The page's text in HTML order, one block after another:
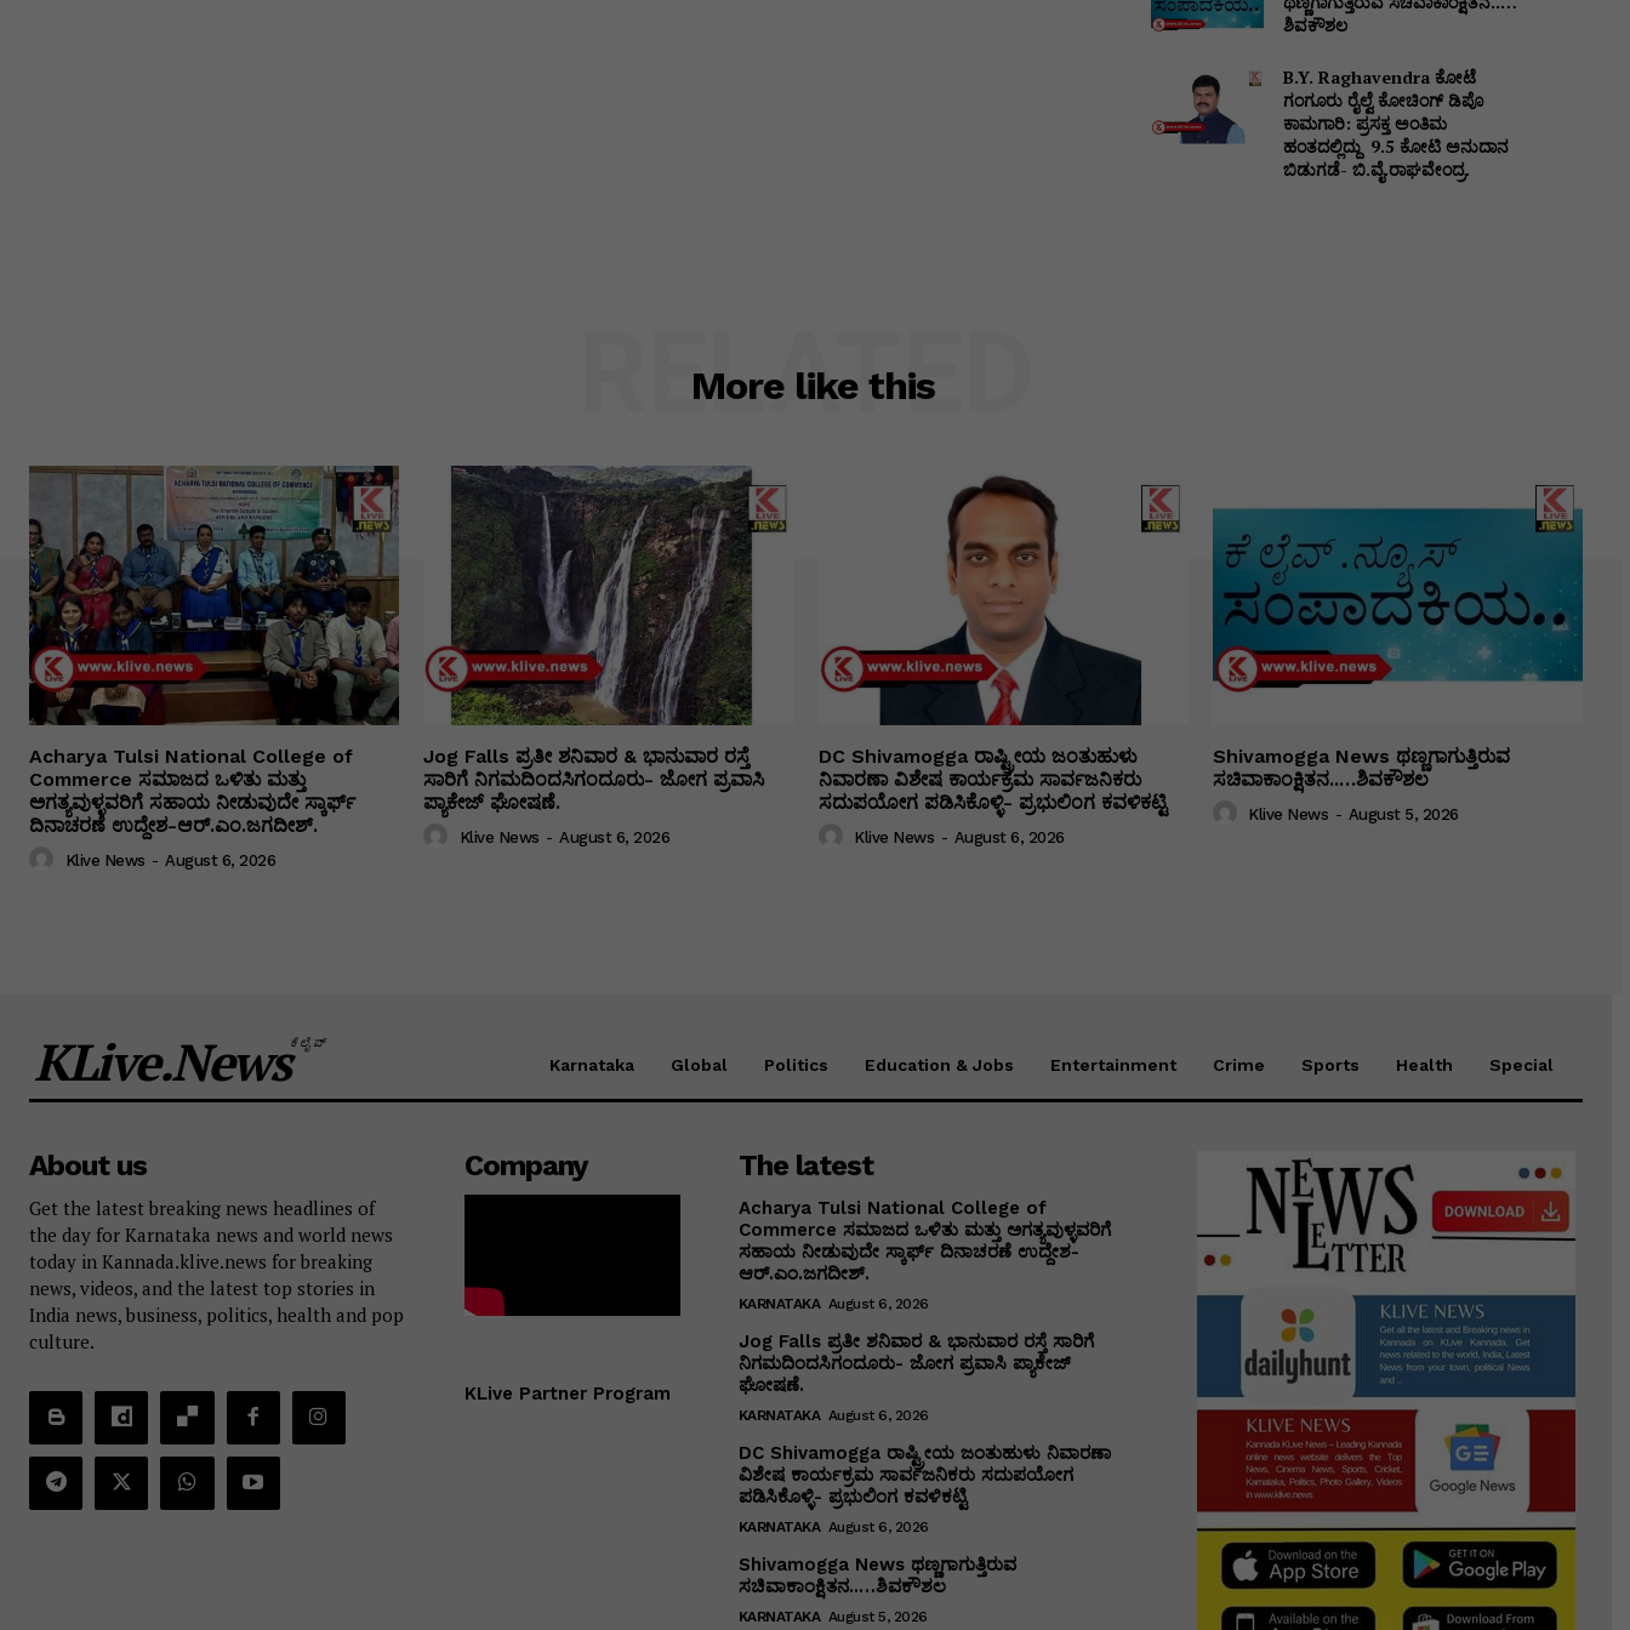
ಶಿವಕೌಶಲ
B.Y. Raghavendra ಕೋಟೆ
ಗಂಗೂರು ರೈಲ್ವೆ ಕೋಚಿಂಗ್ ಡಿಪೊ
ಕಾಮಗಾರಿ: ಪ್ರಸಕ್ತ ಅಂತಿಮ
ಹಂತದಲ್ಲಿದ್ದು ₹ 9.5 ಕೋಟಿ ಅನುದಾನ
ಬಿಡುಗಡೆ- ಬಿ.ವೈ.ರಾಘವೇಂದ್ರ.
More like this
RELATED
Acharya Tulsi National College of
Commerce ಸಮಾಜದ ಒಳಿತು ಮತ್ತು
ಅಗತ್ಯವುಳ್ಳವರಿಗೆ ಸಹಾಯ ನೀಡುವುದೇ ಸ್ಕಾರ್ಫ್
ದಿನಾಚರಣೆ ಉದ್ದೇಶ-ಆರ್.ಎಂ.ಜಗದೀಶ್.
Klive News - August 6, 2026
Jog Falls ಪ್ರತೀ ಶನಿವಾರ & ಭಾನುವಾರ ರಸ್ತೆ
ಸಾರಿಗೆ ನಿಗಮದಿಂದಸಿಗಂದೂರು- ಜೋಗ ಪ್ರವಾಸಿ
ಪ್ಯಾಕೇಜ್ ಘೋಷಣೆ.
Klive News - August 6, 2026
DC Shivamogga ರಾಷ್ಟ್ರೀಯ ಜಂತುಹುಳು
ನಿವಾರಣಾ ವಿಶೇಷ ಕಾರ್ಯಕ್ರಮ ಸಾರ್ವಜನಿಕರು
ಸದುಪಯೋಗ ಪಡಿಸಿಕೊಳ್ಳಿ- ಪ್ರಭುಲಿಂಗ ಕವಳಿಕಟ್ಟಿ
Klive News - August 6, 2026
Shivamogga News ಥಣ್ಣಗಾಗುತ್ತಿರುವ
ಸಚಿವಾಕಾಂಕ್ಷಿತನ..…ಶಿವಕೌಶಲ
Klive News - August 5, 2026
KLive.Newsಕೆಲೈವ್
Karnataka Global Politics Education & Jobs Entertainment Crime Sports Health Special
About us
Get the latest breaking news headlines of
the day for Karnataka news and world news
today in Kannada.klive.news for breaking
news, videos, and the latest top stories in
India news, business, politics, health and pop
culture.
Company
KLive Partner Program
The latest
Acharya Tulsi National College of
Commerce ಸಮಾಜದ ಒಳಿತು ಮತ್ತು ಅಗತ್ಯವುಳ್ಳವರಿಗೆ
ಸಹಾಯ ನೀಡುವುದೇ ಸ್ಕಾರ್ಫ್ ದಿನಾಚರಣೆ ಉದ್ದೇಶ-
ಆರ್.ಎಂ.ಜಗದೀಶ್.
KARNATAKA August 6, 2026
Jog Falls ಪ್ರತೀ ಶನಿವಾರ & ಭಾನುವಾರ ರಸ್ತೆ ಸಾರಿಗೆ
ನಿಗಮದಿಂದಸಿಗಂದೂರು- ಜೋಗ ಪ್ರವಾಸಿ ಪ್ಯಾಕೇಜ್
ಘೋಷಣೆ.
KARNATAKA August 6, 2026
DC Shivamogga ರಾಷ್ಟ್ರೀಯ ಜಂತುಹುಳು ನಿವಾರಣಾ
ವಿಶೇಷ ಕಾರ್ಯಕ್ರಮ ಸಾರ್ವಜನಿಕರು ಸದುಪಯೋಗ
ಪಡಿಸಿಕೊಳ್ಳಿ- ಪ್ರಭುಲಿಂಗ ಕವಳಿಕಟ್ಟಿ
KARNATAKA August 6, 2026
Shivamogga News ಥಣ್ಣಗಾಗುತ್ತಿರುವ
ಸಚಿವಾಕಾಂಕ್ಷಿತನ..…ಶಿವಕೌಶಲ
KARNATAKA August 5, 2026